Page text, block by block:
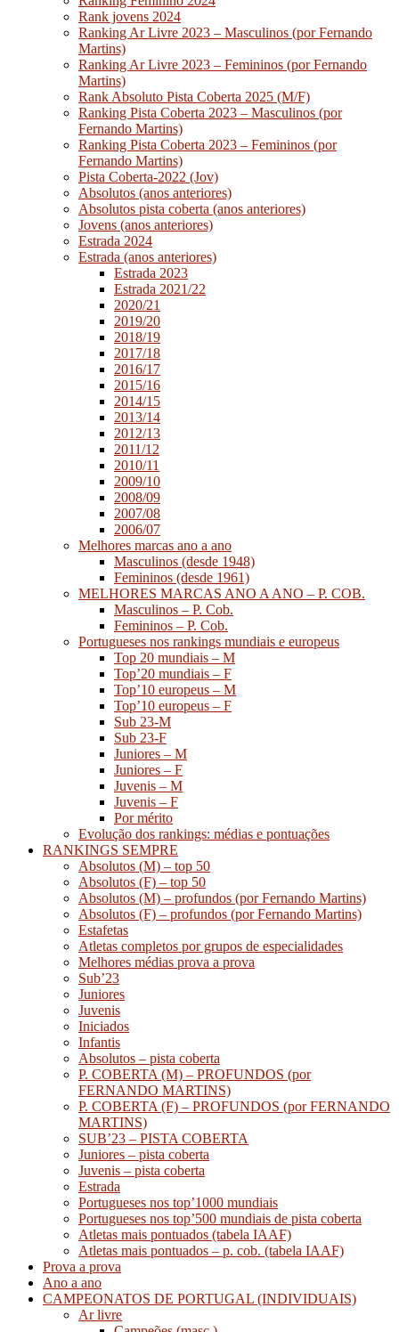
Rank jovens 2024
Ranking Ar Livre 2023 – Masculinos (por Fernando
Martins)
Ranking Ar Livre 2023 – Femininos (por Fernando
Martins)
Rank Absoluto Pista Coberta 2025 (M/F)
Ranking Pista Coberta 2023 – Masculinos (por
Fernando Martins)
Ranking Pista Coberta 2023 – Femininos (por
Fernando Martins)
Pista Coberta-2022 (Jov)
Absolutos (anos anteriores)
Absolutos pista coberta (anos anteriores)
Jovens (anos anteriores)
Estrada 2024
Estrada (anos anteriores)
Estrada 2023
Estrada 2021/22
2020/21
2019/20
2018/19
2017/18
2016/17
2015/16
2014/15
2013/14
2012/13
2011/12
2010/11
2009/10
2008/09
2007/08
2006/07
Melhores marcas ano a ano
Masculinos (desde 1948)
Femininos (desde 1961)
MELHORES MARCAS ANO A ANO – P. COB.
Masculinos – P. Cob.
Femininos – P. Cob.
Portugueses nos rankings mundiais e europeus
Top 20 mundiais – M
Top’20 mundiais – F
Top’10 europeus – M
Top’10 europeus – F
Sub 23-M
Sub 23-F
Juniores – M
Juniores – F
Juvenis – M
Juvenis – F
Por mérito
Evolução dos rankings: médias e pontuações
RANKINGS SEMPRE
Absolutos (M) – top 50
Absolutos (F) – top 50
Absolutos (M) – profundos (por Fernando Martins)
Absolutos (F) – profundos (por Fernando Martins)
Estafetas
Atletas completos por grupos de especialidades
Melhores médias prova a prova
Sub’23
Juniores
Juvenis
Iniciados
Infantis
Absolutos – pista coberta
P. COBERTA (M) – PROFUNDOS (por
FERNANDO MARTINS)
P. COBERTA (F) – PROFUNDOS (por FERNANDO
MARTINS)
SUB’23 – PISTA COBERTA
Juniores – pista coberta
Juvenis – pista coberta
Estrada
Portugueses nos top’1000 mundiais
Portugueses nos top’500 mundiais de pista coberta
Atletas mais pontuados (tabela IAAF)
Atletas mais pontuados – p. cob. (tabela IAAF)
Prova a prova
Ano a ano
CAMPEONATOS DE PORTUGAL (INDIVIDUAIS)
Ar livre